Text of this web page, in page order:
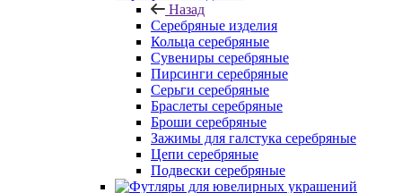
Назад
Серебряные изделия
Кольца серебряные
Сувениры серебряные
Пирсинги серебряные
Серьги серебряные
Браслеты серебряные
Броши серебряные
Зажимы для галстука серебряные
Цепи серебряные
Подвески серебряные